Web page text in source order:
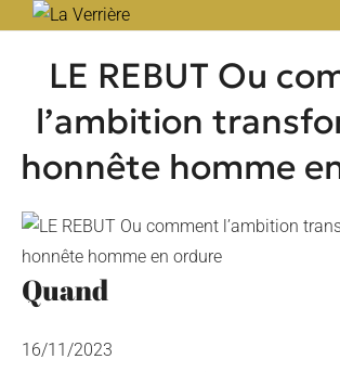
LE REBUT Ou
l’ambition
honnête homme
Quand
16/11/2023